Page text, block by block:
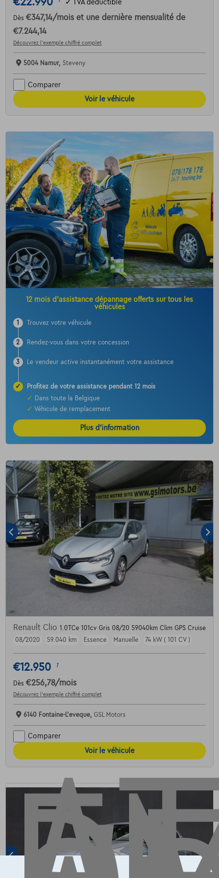
✓ TVA déductible
Dès €347,14/mois et une dernière mensualité de
€7.244,14
Découvrez l’exemple chiffré complet
5004 Namur, Steveny
Comparer
Voir le véhicule
12 mois d’assistance dépannage offerts sur tous les
véhicules
1 Trouvez votre véhicule
2 Rendez-vous dans votre concession
3 Le vendeur active instantanément votre assistance
✓
Profitez de votre assistance pendant 12 mois
✓
Dans toute la Belgique
✓ Véhicule de remplacement
Plus d’information
Renault Clio 1.0TCe 101cv Gris 08/20 59040km Clim GPS Cruise
08/2020
59.040 km Essence Manuelle 74 kW ( 101 CV )
€12.950 1
Dès €256,78/mois
Découvrez l’exemple chiffré complet
6140 Fontaine-L'eveque, GSL Motors
Comparer
Voir le véhicule